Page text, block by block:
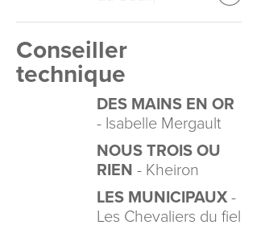
Conseiller
technique
DES MAINS EN OR
- Isabelle Mergault
NOUS TROIS OU
RIEN - Kheiron
LES MUNICIPAUX -
Les Chevaliers du fiel